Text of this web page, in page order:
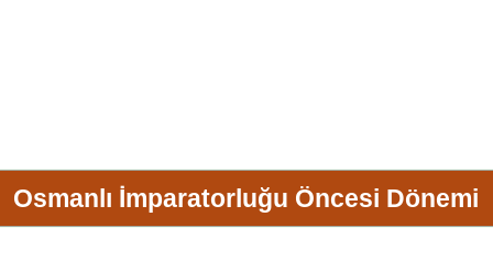
Osmanlı İmparatorluğu Öncesi Dönemi